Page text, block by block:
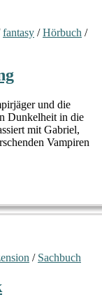
fantasy /Hörbuch /
und die
Dunkelheit in die
mit Gabriel,
Vampiren
/ Sachbuch